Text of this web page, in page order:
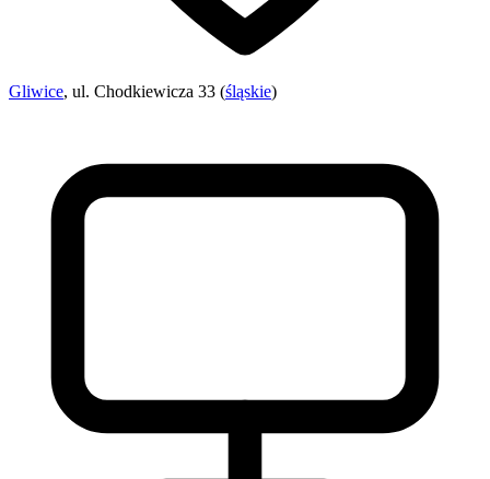
Gliwice, ul. Chodkiewicza 33 (śląskie)